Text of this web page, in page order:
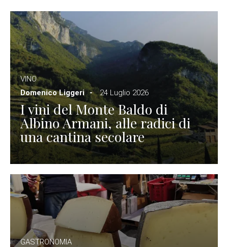
VINO
Domenico Liggeri
24 Luglio 2026
I vini del Monte Baldo di
Albino Armani, alle radici di
una cantina secolare
GASTRONOMIA